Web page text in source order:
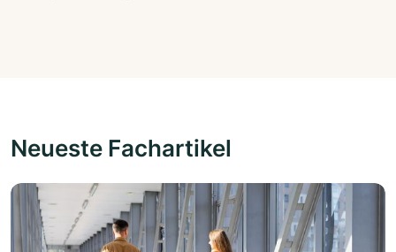
Neueste Fachartikel